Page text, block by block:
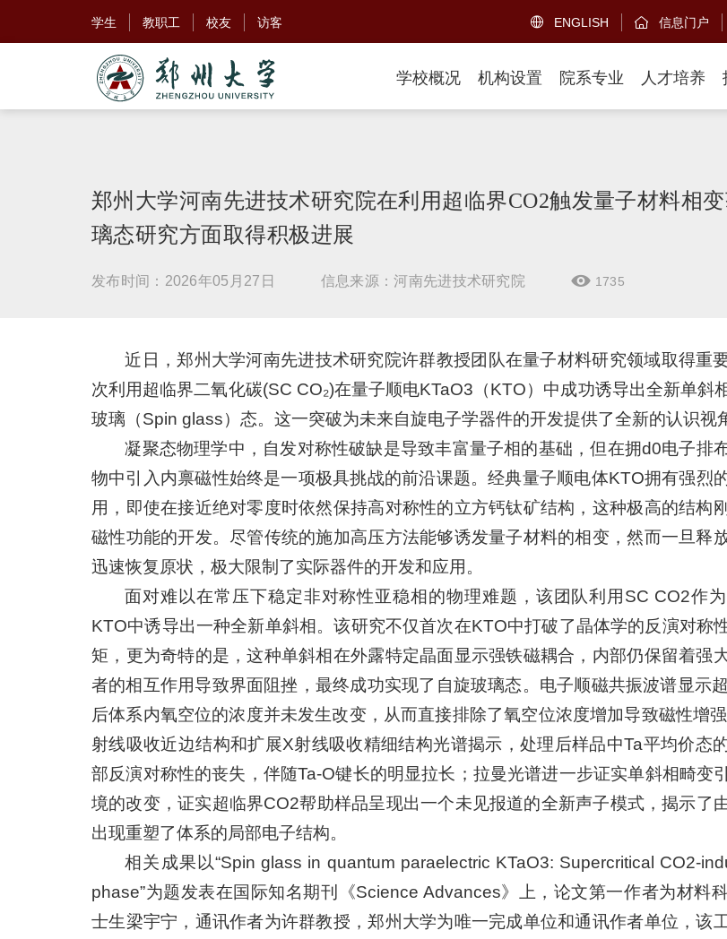
学生 教职工 校友 访客  ENGLISH  信息门户
学校概况 机构设置 院系专业 人才培养
郑州大学河南先进技术研究院在利用超临界CO2触发量子材料相
璃态研究方面取得积极进展
发布时间：2026年05月27日 信息来源：河南先进技术研究院  1735
近日，郑州大学河南先进技术研究院许群教授团队在量子材料研究领域取得重
次利用超临界二氧化碳(SC CO₂)在量子顺电KTaO3（KTO）中成功诱导出全新单斜
玻璃（Spin glass）态。这一突破为未来自旋电子学器件的开发提供了全新的认识视
凝聚态物理学中，自发对称性破缺是导致丰富量子相的基础，但在拥d0电子排
物中引入内禀磁性始终是一项极具挑战的前沿课题。经典量子顺电体KTO拥有强烈
用，即使在接近绝对零度时依然保持高对称性的立方钙钛矿结构，这种极高的结构
磁性功能的开发。尽管传统的施加高压方法能够诱发量子材料的相变，然而一旦释
迅速恢复原状，极大限制了实际器件的开发和应用。
面对难以在常压下稳定非对称性亚稳相的物理难题，该团队利用SC CO2作
KTO中诱导出一种全新单斜相。该研究不仅首次在KTO中打破了晶体学的反演对称
矩，更为奇特的是，这种单斜相在外露特定晶面显示强铁磁耦合，内部仍保留着强
者的相互作用导致界面阻挫，最终成功实现了自旋玻璃态。电子顺磁共振波谱显示
后体系内氧空位的浓度并未发生改变，从而直接排除了氧空位浓度增加导致磁性增
射线吸收近边结构和扩展X射线吸收精细结构光谱揭示，处理后样品中Ta平均价态
部反演对称性的丧失，伴随Ta-O键长的明显拉长；拉曼光谱进一步证实单斜相畸变
境的改变，证实超临界CO2帮助样品呈现出一个未见报道的全新声子模式，揭示了
出现重塑了体系的局部电子结构。
相关成果以“Spin glass in quantum paraelectric KTaO3: Supercritical CO2-
phase”为题发表在国际知名期刊《Science Advances》上，论文第一作者为材料
士生梁宇宁，通讯作者为许群教授，郑州大学为唯一完成单位和通讯作者单位，该